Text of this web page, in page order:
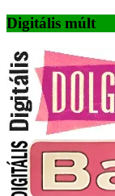
Digitális múlt